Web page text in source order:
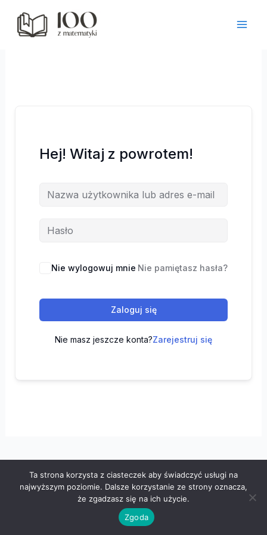
treści
Hej! Witaj z powrotem!
Nie wylogowuj mnie Nie pamiętasz hasła?
Zaloguj się
Nie masz jeszcze konta?Zarejestruj się
Wszelkie prawa zastrzeżone © 2026 "100 z matematyki" -
Polityka prywatności- Regulamin
Ta strona korzysta z ciasteczek aby świadczyć usługi na
najwyższym poziomie. Dalsze korzystanie ze strony oznacza,
że zgadzasz się na ich użycie.
Zgoda